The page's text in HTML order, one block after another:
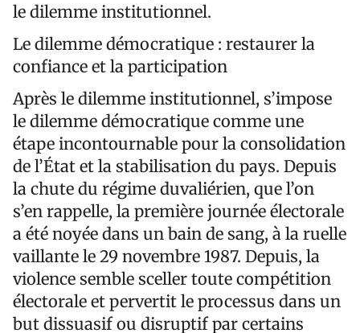
le dilemme institutionnel.
Le dilemme démocratique : restaurer la
confiance et la participation
Après le dilemme institutionnel, s’impose
le dilemme démocratique comme une
étape incontournable pour la consolidation
de l’État et la stabilisation du pays. Depuis
la chute du régime duvaliérien, que l’on
s’en rappelle, la première journée électorale
a été noyée dans un bain de sang, à la ruelle
vaillante le 29 novembre 1987. Depuis, la
violence semble sceller toute compétition
électorale et pervertit le processus dans un
but dissuasif ou disruptif par certains